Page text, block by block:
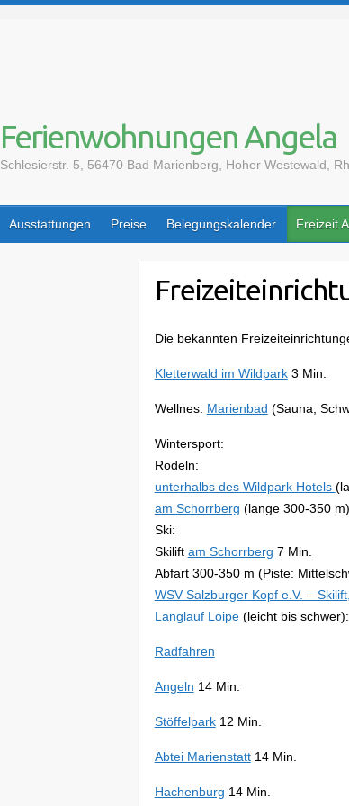
Ferienwohnungen Angela
Schlesierstr. 5, 56470 Bad Marienberg, Hoher Westewald,
Ausstattungen Preise Belegungskalender Freizeit
Die bekannten
Kletterwald im Wildpark3 Min.
Wellnes: Marienbad (Sauna,
Wintersport:
Rodeln:
unterhalbs des Wildpark Hotels
am Schorrberg (lange 300-350
Ski:
Skilift am Schorrberg 7 Min.
Abfart 300-350 m (Piste:
WSV Salzburger Kopf e.V. –
Langlauf Loipe(leicht bis schwer):
Radfahren
Angeln 14 Min.
Stöffelpark12 Min.
Abtei Marienstatt14 Min.
Hachenburg 14 Min.